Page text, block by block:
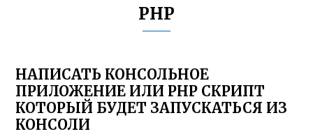
PHP
НАПИСАТЬ КОНСОЛЬНОЕ
ПРИЛОЖЕНИЕ ИЛИ PHP СКРИПТ
КОТОРЫЙ БУДЕТ ЗАПУСКАТЬСЯ ИЗ
КОНСОЛИ